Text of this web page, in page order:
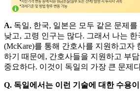
A. 독일, 한국, 일본은 모두 같은 문제를
낮고, 고령 인구는 많다. 그래서 나는 한
(McKare)를 통해 간호사를 지원하고자
하기 때문에, 간호사들을 지원하고 부
중요하다. 이것이 독일의 가장 큰 문제
Q. 독일에서는 이런 기술에 대한 수용